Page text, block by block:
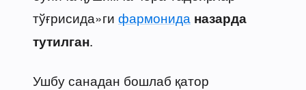
тўғрисида»ги фармонида назарда
тутилган.
Ушбу санадан бошлаб қатор